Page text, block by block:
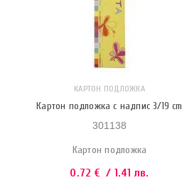
КАРТОН ПОДЛОЖКА
Картон подложка с надпис 3/19 cm
301138
Картон подложка
0.72 € / 1.41 лв.